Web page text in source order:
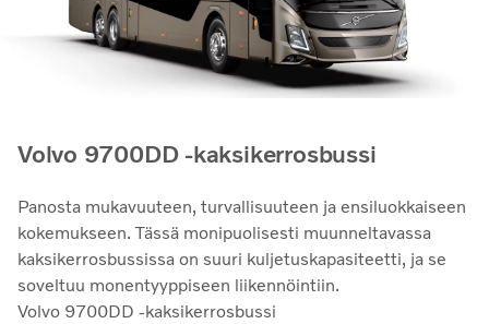
Volvo 9700DD ‑kaksikerrosbussi
Panosta mukavuuteen, turvallisuuteen ja ensiluokkaiseen
kokemukseen. Tässä monipuolisesti muunneltavassa
kaksikerrosbussissa on suuri kuljetuskapasiteetti, ja se
soveltuu monentyyppiseen liikennöintiin.
Volvo 9700DD ‑kaksikerrosbussi